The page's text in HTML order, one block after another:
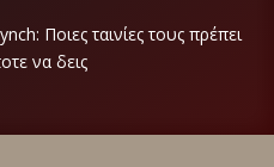
Ποιες ταινίες τους πρέπει
να δεις